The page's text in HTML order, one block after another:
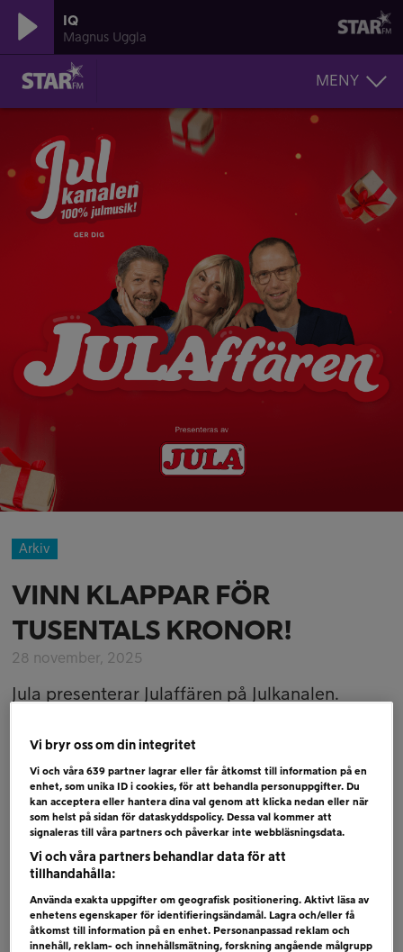
IQ
Magnus Uggla
MENY
Arkiv
VINN KLAPPAR FÖR
TUSENTALS KRONOR!
28 november, 2025
Jula presenterar Julaffären på Julkanalen.
Varje morgon öppnar Julmorron upp Julaffären,
där du har chansen att vinna klappar för
tusentals kronor. Det gäller för dig som lyssnar
att vara på tårna och stoppa tomten innan han
lägger ner DIN önskade julklapp! I Julaffären
finns allt, en elcykel, marmeladkulor, en
vad sägs om en 65 tums TV? Julmorrons
Julaffär öppnar varje vardag kl 08.
Vi bryr oss om din integritet
Vi och våra639 partner lagrar eller får åtkomst till information på en
enhet, som unika ID i cookies, för att behandla personuppgifter. Du
kan acceptera eller hantera dina val genom att klicka nedan eller när
som helst på sidan för dataskyddspolicy. Dessa val kommer att
signaleras till våra partners och påverkar inte webbläsningsdata.
Vi och våra partners behandlar data för att
tillhandahålla:
Använda exakta uppgifter om geografisk positionering. Aktivt läsa av
enhetens egenskaper för identifieringsändamål. Lagra och/eller få
åtkomst till information på en enhet. Personanpassad reklam och
innehåll, reklam- och innehållsmätning, forskning angående målgrupp